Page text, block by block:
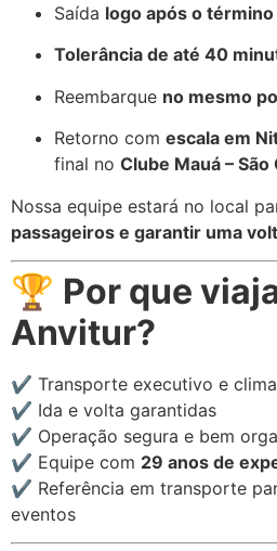
Saída logo após o
Tolerância de até 40
Reembarque no mesmo
Retorno com escala em
final no Clube Mauá – São
Nossa equipe estará no local
passageiros e garantir uma
🏆 Por que
Anvitur?
✔️ Transporte executivo e
✔️ Ida e volta garantidas
✔️ Operação segura e bem
✔️ Equipe com 29 anos de
✔️ Referência em transporte
eventos